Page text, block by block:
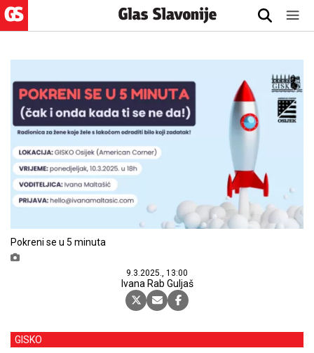
Pokreni se u 5 minuta
9.3.2025., 13:00
Ivana Rab Guljaš
GISKO